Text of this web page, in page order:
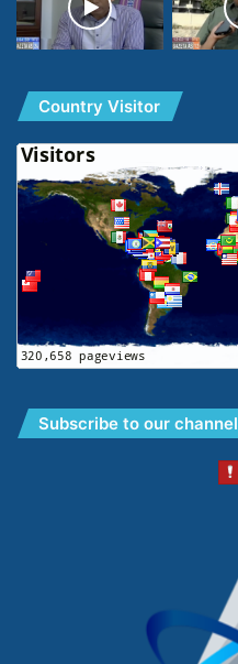
Country Visitor
Subscribe to our channel